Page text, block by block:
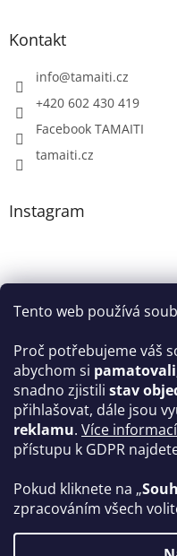
Tento web používá
Proč potřebujeme váš
abychom si
snadno zjistili stav
přihlašovat, dále jsou
reklamu. Více
přístupu k GDPR
Pokud kliknete na „
zpracováním všech
Kontakt
info@tamaiti.cz
+420 602 430 419
Facebook TAMAITI
tamaiti.cz
Instagram
Sledovat na
Facebook